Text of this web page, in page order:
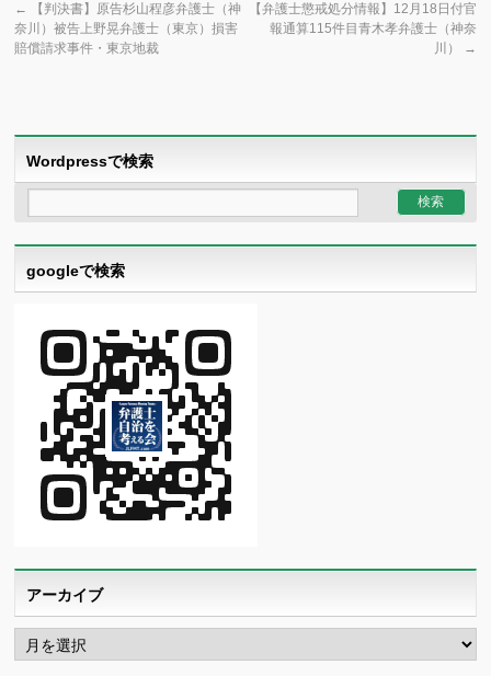
←
【判決書】原告杉山程彦弁護士（神
奈川）被告上野晃弁護士（東京）損害
賠償請求事件・東京地裁
【弁護士懲戒処分情報】12月18日付官
報通算115件目青木孝弁護士（神奈
川）
→
Wordpressで検索
googleで検索
アーカイブ
ア
ー
カ